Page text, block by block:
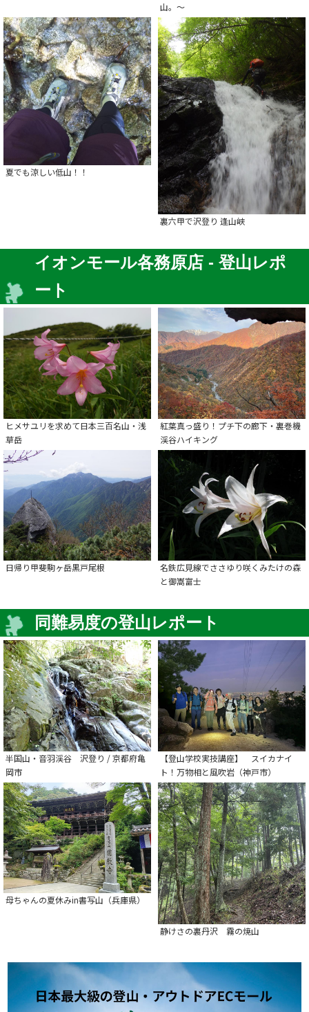
山。～
夏でも涼しい低山！！
裏六甲で沢登り 逢山峡
イオンモール各務原店 - 登山レポ
ート
ヒメサユリを求めて日本三百名山・浅
草岳
紅葉真っ盛り！プチ下の廊下・裏巻機
渓谷ハイキング
日帰り甲斐駒ヶ岳黒戸尾根
名鉄広見線でささゆり咲くみたけの森
と御嵩富士
同難易度の登山レポート
半国山・音羽渓谷 沢登り / 京都府亀
岡市
【登山学校実技講座】 スイカナイ
ト！万物相と風吹岩（神戸市）
母ちゃんの夏休みin書写山（兵庫県）
静けさの裏丹沢 霧の焼山